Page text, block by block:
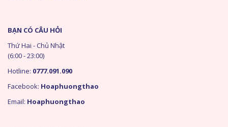
BẠN CÓ CÂU HỎI
Thứ Hai - Chủ Nhật
(6:00 - 23:00)
Hotline: 0777.091.090
Facebook: Hoaphuongthao
Email: Hoaphuongthao